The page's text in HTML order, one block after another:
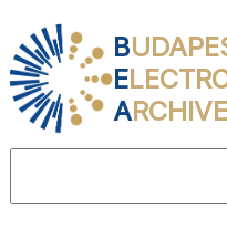
B
E
ARCHIVE